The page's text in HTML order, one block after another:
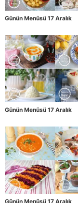
Günün Menüsü 17 Aralık
Günün Menüsü 17 Aralık
Günün Menüsü 17 Aralık